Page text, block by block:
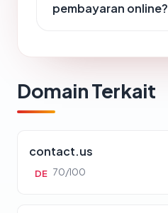
pembayaran online?
Domain Terkait
contact.us
DE 70/100